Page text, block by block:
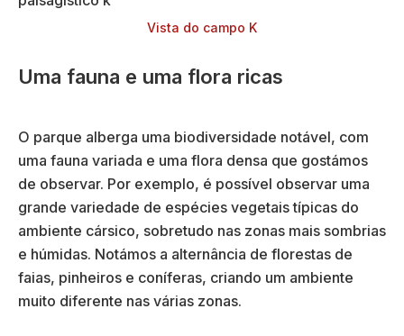
Vista do campo K
Uma fauna e uma flora ricas
O parque alberga uma biodiversidade notável, com
uma fauna variada e uma flora densa que gostámos
de observar. Por exemplo, é possível observar uma
grande variedade de espécies vegetais típicas do
ambiente cársico, sobretudo nas zonas mais sombrias
e húmidas. Notámos a alternância de florestas de
faias, pinheiros e coníferas, criando um ambiente
muito diferente nas várias zonas.